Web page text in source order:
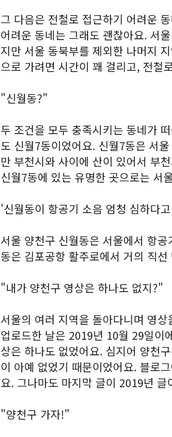
그 다음은 전철로 접근하기 어려운
어려운 동네는 그래도 괜찮아요. 서
지만 서울 동북부를 제외한 나머지
으로 가려면 시간이 꽤 걸리고, 전철
"신월동?"
두 조건을 모두 충족시키는 동네가
도 신월7동이었어요. 신월7동은 서
만 부천시와 사이에 산이 있어서 부
신월7동에 있는 유명한 곳으로는 서
'신월동이 항공기 소음 엄청 심하다
서울 양천구 신월동은 서울에서 항
동은 김포공항 활주로에서 거의 직
"내가 양천구 영상은 하나도 없지?"
서울의 여러 지역을 돌아다니며 영
업로드한 날은 2019년 10월 29일이
상은 하나도 없었어요. 심지어 양천
이 아예 없었기 때문이었어요. 블로
요. 그나마도 마지막 글이 2019년 글
"양천구 가자!"